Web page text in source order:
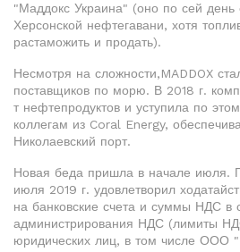
"Маддокс Украина" (оно по сей день
Херсонской нефтегавани, хотя
растаможить и продать).
Несмотря на сложности,MADDOX
поставщиков по морю. В 2018 г.
т нефтепродуктов и уступила по
коллегам из Coral Energy,
Николаевский порт.
Новая беда пришла в начале июля.
июля 2019 г. удовлетворил
на банковские счета и суммы НДС в
администрирования НДС (лимиты
юридических лиц, в том числе ООО